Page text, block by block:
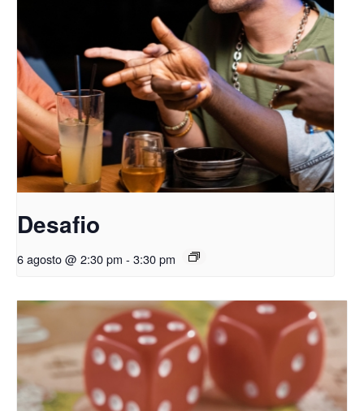
Desafio
6 agosto @ 2:30 pm - 3:30 pm